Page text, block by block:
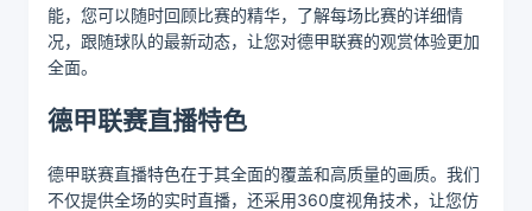
能，您可以随时回顾比赛的精华，了解每场比赛的详细情
况，跟随球队的最新动态，让您对德甲联赛的观赏体验更加
全面。
德甲联赛直播特色
德甲联赛直播特色在于其全面的覆盖和高质量的画质。我们
不仅提供全场的实时直播，还采用360度视角技术，让您仿